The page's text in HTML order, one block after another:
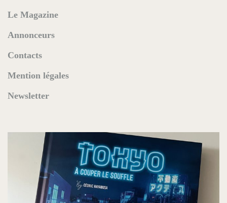
Le Magazine
Annonceurs
Contacts
Mention légales
Newsletter